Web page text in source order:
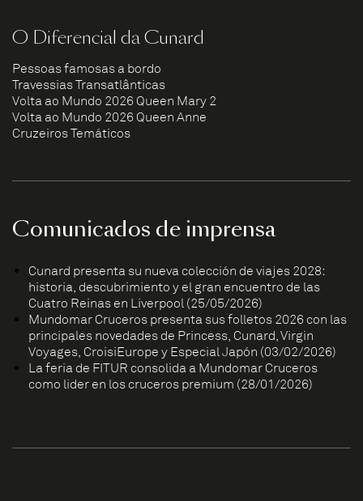
O Diferencial da Cunard
Pessoas famosas a bordo
Travessias Transatlânticas
Volta ao Mundo 2026 Queen Mary 2
Volta ao Mundo 2026 Queen Anne
Cruzeiros Temáticos
Comunicados de imprensa
Cunard presenta su nueva colección de viajes 2028:
historia, descubrimiento y el gran encuentro de las
Cuatro Reinas en Liverpool (25/05/2026)
Mundomar Cruceros presenta sus folletos 2026 con las
principales novedades de Princess, Cunard, Virgin
Voyages, CroisiEurope y Especial Japón (03/02/2026)
La feria de FITUR consolida a Mundomar Cruceros
como líder en los cruceros premium (28/01/2026)